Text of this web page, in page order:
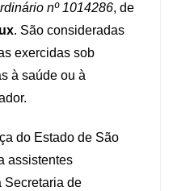
nº 1014286, de
. São consideradas
exercidas sob
à saúde ou à
do Estado de São
assistentes
Secretaria de